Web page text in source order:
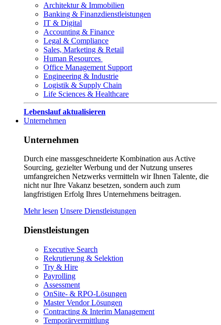
Architektur & Immobilien
Banking & Finanzdienstleistungen
IT & Digital
Accounting & Finance
Legal & Compliance
Sales, Marketing & Retail
Human Resources
Office Management Support
Engineering & Industrie
Logistik & Supply Chain
Life Sciences & Healthcare
Lebenslauf aktualisieren
Unternehmen
Unternehmen
Durch eine massgeschneiderte Kombination aus Active
Sourcing, gezielter Werbung und der Nutzung unseres
umfangreichen Netzwerks vermitteln wir Ihnen Talente, die
nicht nur Ihre Vakanz besetzen, sondern auch zum
langfristigen Erfolg Ihres Unternehmens beitragen.
Mehr lesen Unsere Dienstleistungen
Dienstleistungen
Executive Search
Rekrutierung & Selektion
Try & Hire
Payrolling
Assessment
OnSite- & RPO-Lösungen
Master Vendor Lösungen
Contracting & Interim Management
Temporärvermittlung